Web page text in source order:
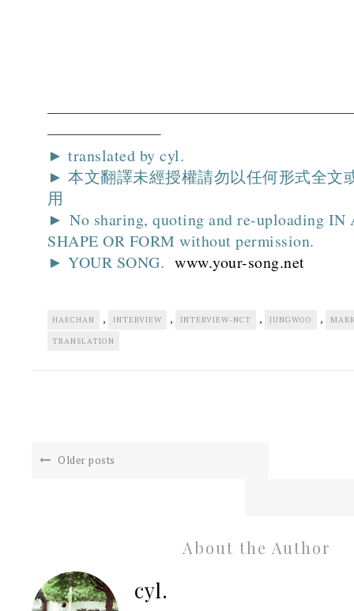
► translated by cyl.
► 本文翻譯未經授權請勿以任何形式全文
用
► No sharing, quoting and re-uploading IN
SHAPE OR FORM without permission.
► YOUR SONG. www.your-song.net
HAECHAN , INTERVIEW , INTERVIEW-NCT , JUNGWOO ,
TRANSLATION
Older posts
About the Author
cyl.